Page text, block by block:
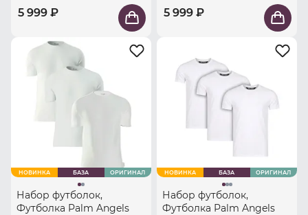
5 999 ₽ 5 999 ₽
НОВИНКА БАЗА ОРИГИНАЛ
Набор футболок,
Футболка Palm Angels
НОВИНКА БАЗА ОРИГИНАЛ
Набор футболок,
Футболка Palm Angels